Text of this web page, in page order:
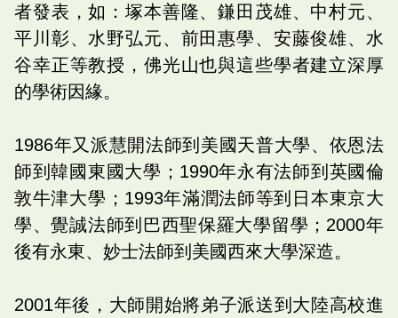
者發表，如：塚本善隆、鎌田茂雄、中村元、
平川彰、水野弘元、前田惠學、安藤俊雄、水
谷幸正等教授，佛光山也與這些學者建立深厚
的學術因緣。
1986年又派慧開法師到美國天普大學、依恩法
師到韓國東國大學；1990年永有法師到英國倫
敦牛津大學；1993年滿潤法師等到日本東京大
學、覺誠法師到巴西聖保羅大學留學；2000年
後有永東、妙士法師到美國西來大學深造。
2001年後，大師開始將弟子派送到大陸高校進